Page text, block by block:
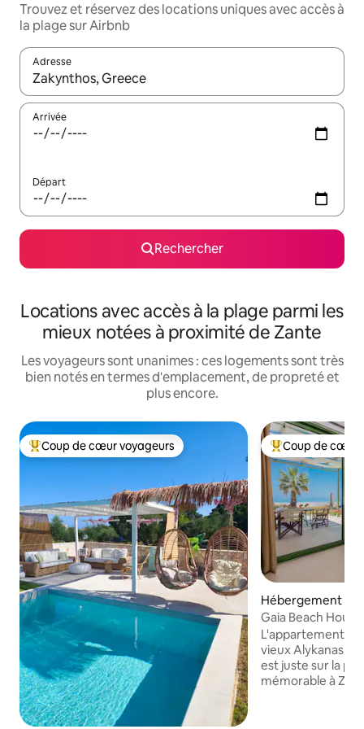
Trouvez et réservez des locations uniques avec accès à
la plage sur Airbnb
Adresse
Lorsque les résultats s'affichent, utilisez les flèches vers le
Arrivée
Départ
Rechercher
Locations avec accès à la plage parmi les
mieux notées à proximité de Zante
Les voyageurs sont unanimes : ces logements sont très
bien notés en termes d'emplacement, de propreté et
plus encore.
Coups de cœur voyageurs les plus appréciés
Coup de cœur voyageurs Coups de cœur
Coup de cœur
Hébergement ⋅
Gaia Beach House
L'appartement
vieux Alykanas
est juste sur la
mémorable à